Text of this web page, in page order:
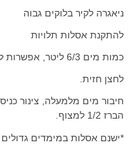
ניאגרה לקיר בלוקים גבוה
להתקנת אסלות תלויות
כמות מים 6/3 ליטר, אפשרות להגדלת כמות המים ל9/4.5 ליטר*.
לחצן חזית.
חיבור מים מלמעלה, צינור
הברז 1/2 למצוף.
*ישנם אסלות במימדים